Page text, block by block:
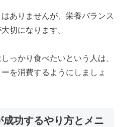
ありませんが、栄養バランス
切になります。
っかり食べたいという人は、
を消費するようにしましょ
成功するやり方とメニ